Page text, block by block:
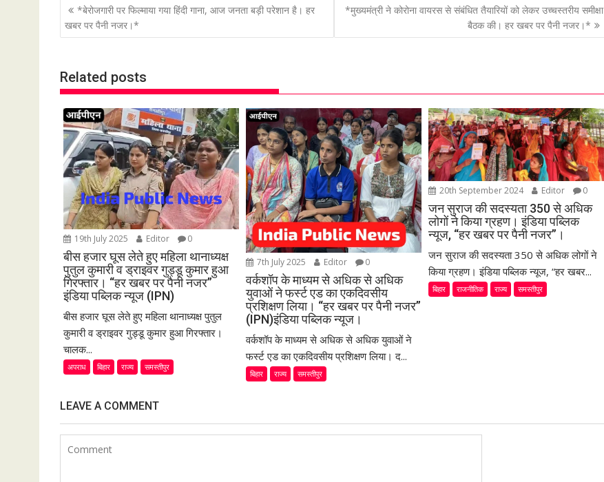
P
o
n
a
v
i
g
a
t
i
o
n
*बेरोजगारी पर फिल्माया गया हिंदी गाना, आज जनता बड़ी परेशान है। हर
खबर पर पैनी नजर।*
*मुख्यमंत्री ने कोरोना वायरस से संबंधित तैयारियों को लेकर उच्चस्तरीय समीक्षा
बैठक की। हर खबर पर पैनी नजर।*
Related posts
19th July 2025 Editor 0
बीस हजार घूस लेते हुए महिला थानाध्यक्ष
पुतुल कुमारी व ड्राइवर गुड्डू कुमार हुआ
गिरफ्तार। “हर खबर पर पैनी नजर”
इंडिया पब्लिक न्यूज (IPN)
बीस हजार घूस लेते हुए महिला थानाध्यक्ष पुतुल
कुमारी व ड्राइवर गुड्डू कुमार हुआ गिरफ्तार।
चालक...
अपराध बिहार राज्य समस्तीपुर
7th July 2025 Editor 0
वर्कशॉप के माध्यम से अधिक से अधिक
युवाओं ने फर्स्ट एड का एकदिवसीय
प्रशिक्षण लिया। “हर खबर पर पैनी नजर”
(IPN)इंडिया पब्लिक न्यूज।
वर्कशॉप के माध्यम से अधिक से अधिक युवाओं ने
फर्स्ट एड का एकदिवसीय प्रशिक्षण लिया। द...
बिहार राज्य समस्तीपुर
20th September 2024 Editor 0
जन सुराज की सदस्यता 350 से अधिक
लोगों ने किया ग्रहण। इंडिया पब्लिक
न्यूज, “हर खबर पर पैनी नजर”।
जन सुराज की सदस्यता 350 से अधिक लोगों ने
किया ग्रहण। इंडिया पब्लिक न्यूज, “हर खबर...
बिहार राजनीतिक राज्य समस्तीपुर
LEAVE A COMMENT